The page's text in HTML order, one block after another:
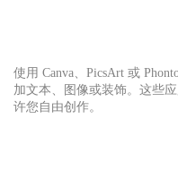
使用 Canva、PicsArt 或
加文本、图像或装饰。这些
许您自由创作。